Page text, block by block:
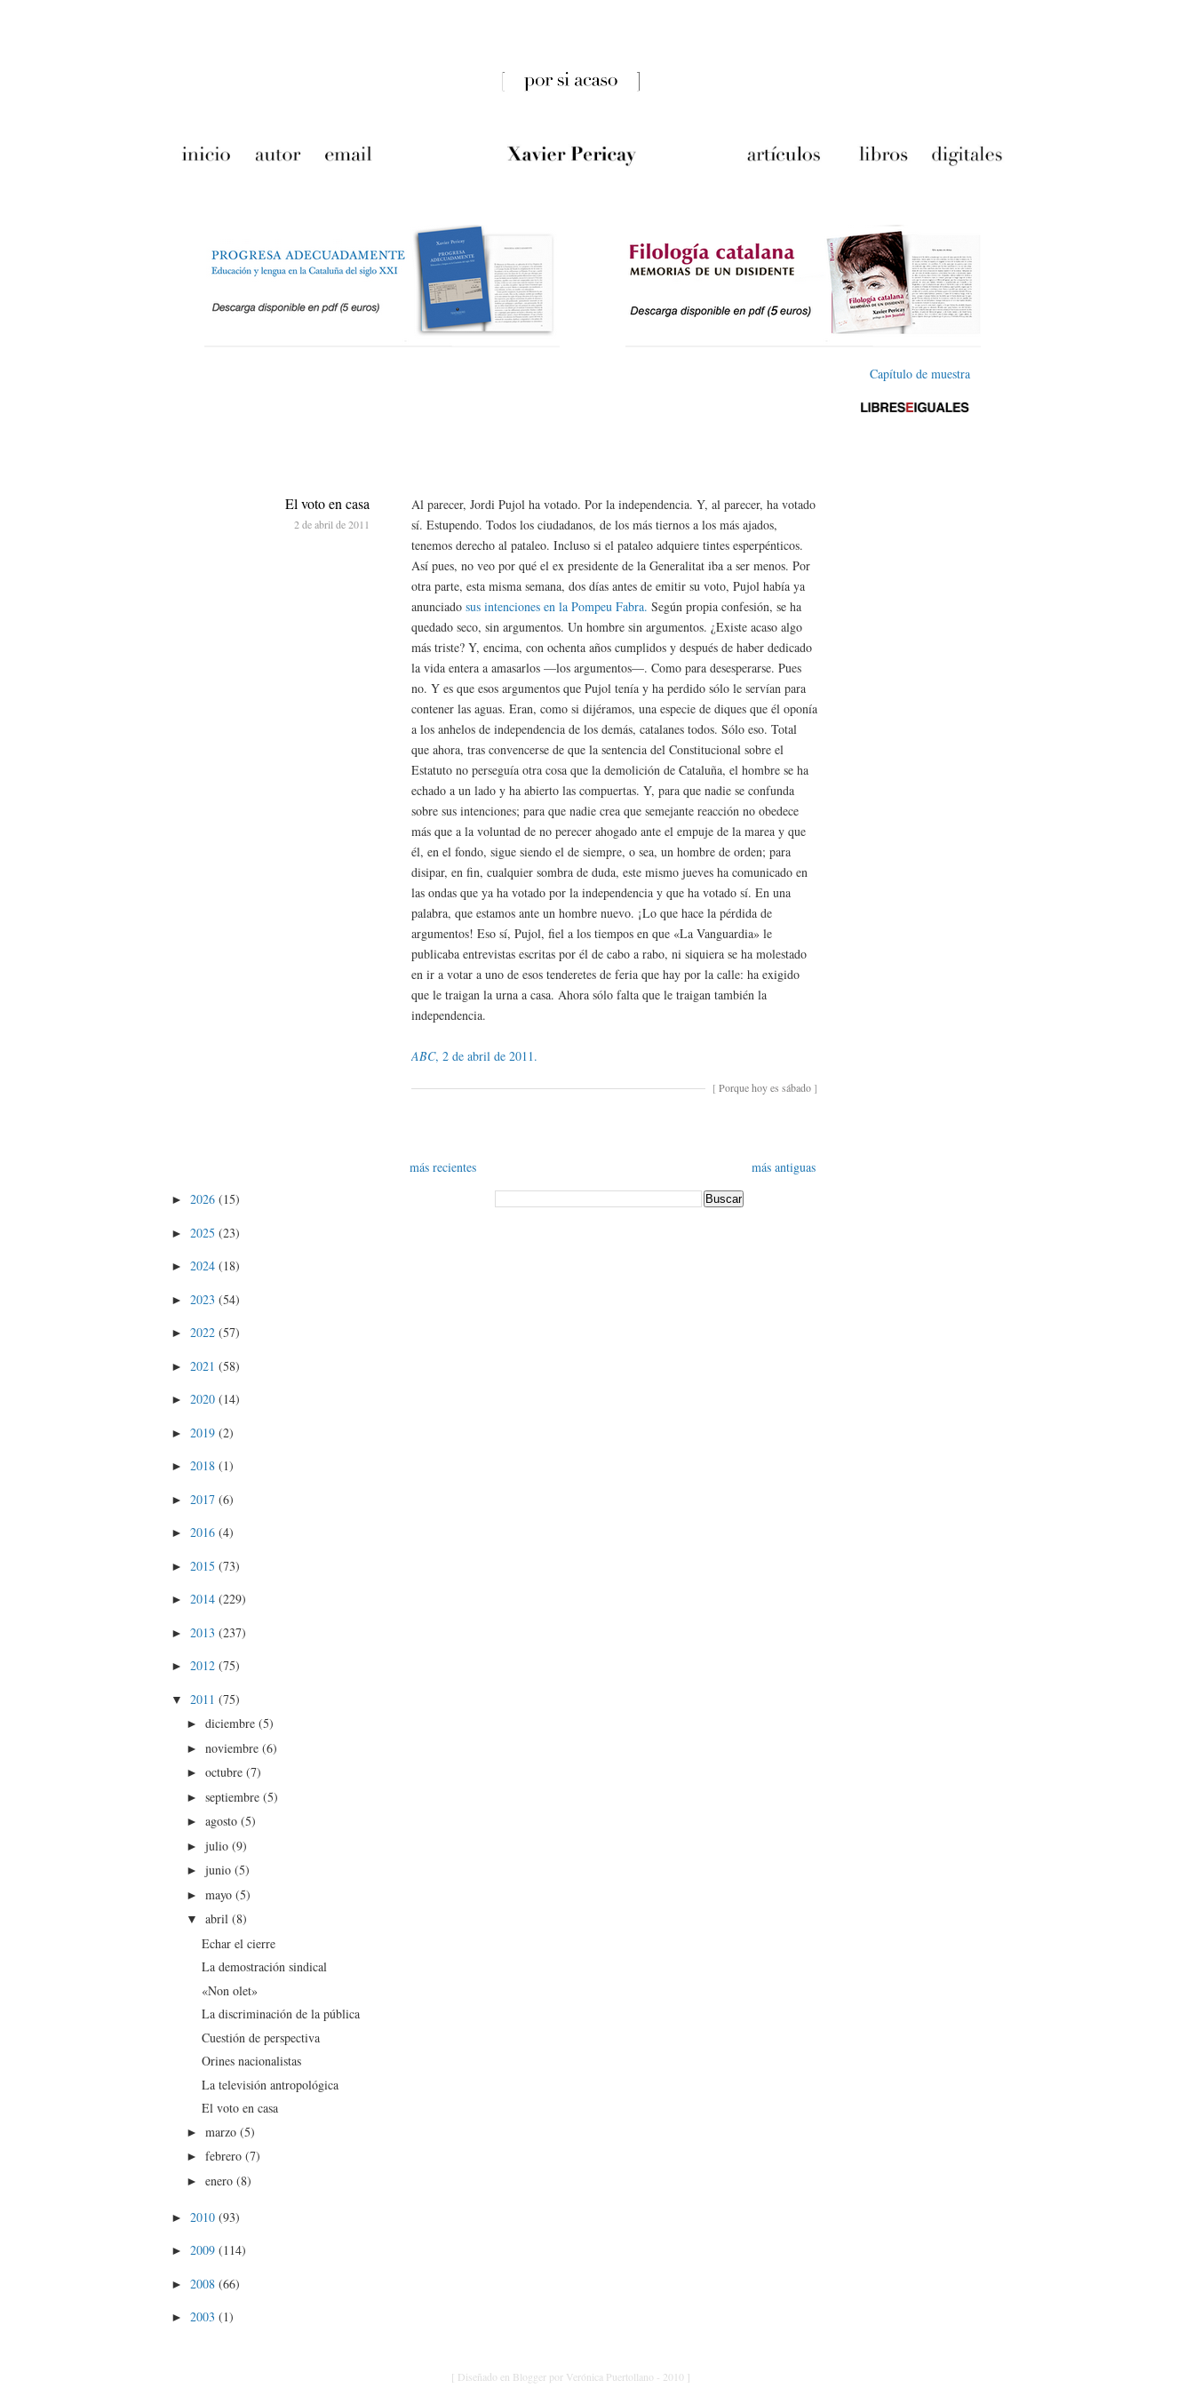
Capítulo de muestra
Al parecer, Jordi Pujol ha votado. Por la independencia. Y, al parecer, ha votado
sí. Estupendo. Todos los ciudadanos, de los más tiernos a los más ajados,
tenemos derecho al pataleo. Incluso si el pataleo adquiere tintes esperpénticos.
Así pues, no veo por qué el ex presidente de la Generalitat iba a ser menos. Por
otra parte, esta misma semana, dos días antes de emitir su voto, Pujol había ya
anunciadosus intenciones en la Pompeu Fabra. Según propia confesión, se ha
quedado seco, sin argumentos. Un hombre sin argumentos. ¿Existe acaso algo
más triste? Y, encima, con ochenta años cumplidos y después de haber dedicado
la vida entera a amasarlos —los argumentos—. Como para desesperarse. Pues
no. Y es que esos argumentos que Pujol tenía y ha perdido sólo le servían para
contener las aguas. Eran, como si dijéramos, una especie de diques que él oponía
a los anhelos de independencia de los demás, catalanes todos. Sólo eso. Total
que ahora, tras convencerse de que la sentencia del Constitucional sobre el
Estatuto no perseguía otra cosa que la demolición de Cataluña, el hombre se ha
echado a un lado y ha abierto las compuertas. Y, para que nadie se confunda
sobre sus intenciones; para que nadie crea que semejante reacción no obedece
más que a la voluntad de no perecer ahogado ante el empuje de la marea y que
él, en el fondo, sigue siendo el de siempre, o sea, un hombre de orden; para
disipar, en fin, cualquier sombra de duda, este mismo jueves ha comunicado en
las ondas que ya ha votado por la independencia y que ha votado sí. En una
palabra, que estamos ante un hombre nuevo. ¡Lo que hace la pérdida de
argumentos! Eso sí, Pujol, fiel a los tiempos en que «La Vanguardia» le
publicaba entrevistas escritas por él de cabo a rabo, ni siquiera se ha molestado
en ir a votar a uno de esos tenderetes de feria que hay por la calle: ha exigido
que le traigan la urna a casa. Ahora sólo falta que le traigan también la
independencia.
ABC, 2 de abril de 2011.
[Porque hoy es sábado ]
El voto en casa
2 de abril de 2011
más recientes más antiguas
►2026(15)
►2025(23)
►2024(18)
►2023(54)
►2022(57)
►2021(58)
►2020(14)
►2019(2)
►2018(1)
►2017(6)
►2016(4)
►2015(73)
►2014(229)
►2013(237)
►2012(75)
▼2011(75)
►diciembre(5)
►noviembre(6)
►octubre(7)
►septiembre(5)
►agosto(5)
►julio(9)
►junio(5)
►mayo(5)
▼abril(8)
Echar el cierre
La demostración sindical
«Non olet»
La discriminación de la pública
Cuestión de perspectiva
Orines nacionalistas
La televisión antropológica
El voto en casa
►marzo(5)
►febrero(7)
►enero(8)
►2010(93)
►2009(114)
►2008(66)
►2003(1)
[ Diseñado en Blogger por Verónica Puertollano - 2010 ]